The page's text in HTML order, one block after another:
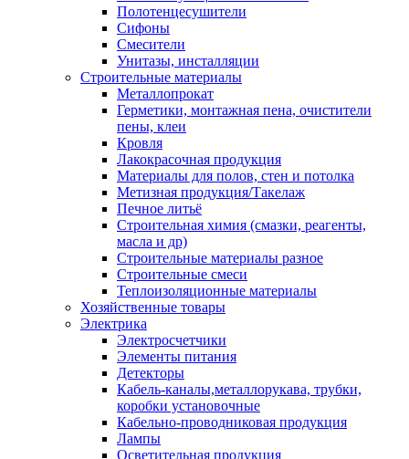
Полотенцесушители
Сифоны
Смесители
Унитазы, инсталляции
Строительные материалы
Металлопрокат
Герметики, монтажная пена, очистители
пены, клеи
Кровля
Лакокрасочная продукция
Материалы для полов, стен и потолка
Метизная продукция/Такелаж
Печное литьё
Строительная химия (смазки, реагенты,
масла и др)
Строительные материалы разное
Строительные смеси
Теплоизоляционные материалы
Хозяйственные товары
Электрика
Электросчетчики
Элементы питания
Детекторы
Кабель-каналы,металлорукава, трубки,
коробки установочные
Кабельно-проводниковая продукция
Лампы
Осветительная продукция